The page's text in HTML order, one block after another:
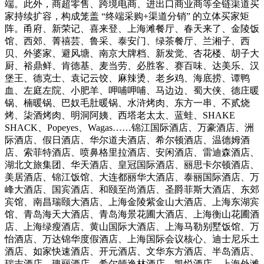
端。此外，商超零售、跨境电商、进出口商业商等全链渠道买
家持续扩容，构成笼盖 “终端采购+渠道分销” 的立体买家矩
阵。甬府、新荣记、喜来登、上海滩餐厅、春天来了、金陵饭
馆、西郊、菁禧芸、鲁采、泰安门、绿茶餐厅、兰湘子、西
贝、外婆家、避风塘、南京大牌档、新发觉、杏花楼、胡子大
厨、裕鼎鲜、肯德基、麦当劳、必胜客、赛百味、达美乐、汉
堡王、德克士、袁记云饺、麻辣烫、老乡鸡、海底捞、谭鸭
血、左庭左院、小肥羊、呷哺呷哺、马边边、蜀大侠、德庄暖
锅、楠暖锅、巴奴毛肚暖锅、水浒烤肉、东方一串、不贰烧
烤、柒酒烤肉、明洞阿姨、西塔老太太、蓝蛙、SHAKE
SHACK、Popeyes、Wagas……锦江国际酒店、万豪酒店、洲
际酒店、假日酒店、华尔道夫酒店、希尔顿酒店、温德姆酒
店、索菲特酒店、喷鼻格里拉酒店、安闲酒店、雷迪森酒店、
湖北文旅集团、华天酒店、皇冠国际酒店、丽思卡尔顿酒店、
美居酒店、锦江饭馆、大连都丽华大酒店、泰丽国际酒店、万
峰大酒店、国宾酒店、和颐至尚酒店、圣爵菲斯大酒店、东郊
宾馆、南昌瑞颐大酒店、上海金陵紫金山大酒店、上海东湖宾
馆、青岛海天大酒店、青岛海景花圃大酒店、上海衡山花圃酒
店、上海绿瘦酒店、黄山国际大酒店、上海马勒别墅饭馆、万
怡酒店、万达锦华度假酒店、上海国际会议核心、迪士尼乐土
酒店、如家快速酒店、开元酒店、文华东方酒店、半岛酒店、